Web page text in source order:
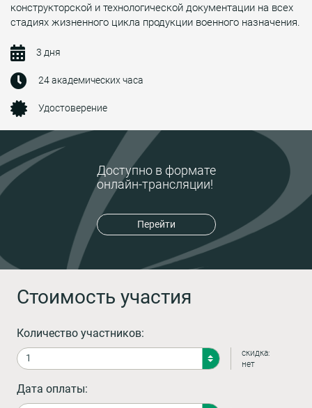
Доступно в формате
онлайн-трансляции!
Перейти
конструкторской и технологической документации на всех
стадиях жизненного цикла продукции военного назначения.
3 дня
24 академических часа
Удостоверение
Стоимость участия
Количество участников:
скидка:
нет
Дата оплаты: